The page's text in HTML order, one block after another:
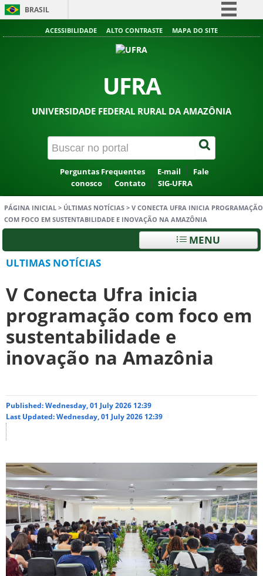
BRASIL
Simplifique!
Acesso à informação
ACESSIBILIDADE ALTO CONTRASTE MAPA DO SITE
UFRA
UNIVERSIDADE FEDERAL RURAL DA AMAZÔNIA
Perguntas Frequentes E-mail
Fale
conosco
Contato SIG-UFRA
PÁGINA INICIAL > ÚLTIMAS NOTÍCIAS > V CONECTA UFRA INICIA PROGRAMAÇÃO
COM FOCO EM SUSTENTABILIDADE E INOVAÇÃO NA AMAZÔNIA
MENU
ULTIMAS NOTÍCIAS
V Conecta Ufra inicia
programação com foco em
sustentabilidade e
inovação na Amazônia
Published: Wednesday, 01 July 2026 12:39
Last Updated: Wednesday, 01 July 2026 12:39